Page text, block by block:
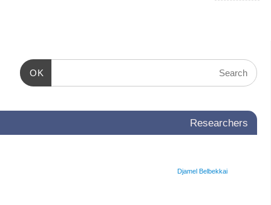
OK
Researchers
Djamel Belbekkai